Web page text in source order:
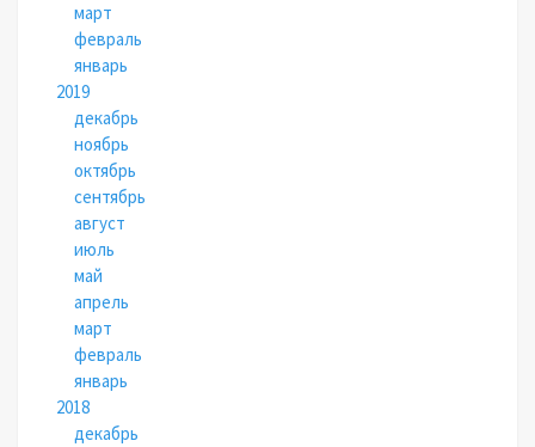
март
февраль
январь
2019
декабрь
ноябрь
октябрь
сентябрь
август
июль
май
апрель
март
февраль
январь
2018
декабрь